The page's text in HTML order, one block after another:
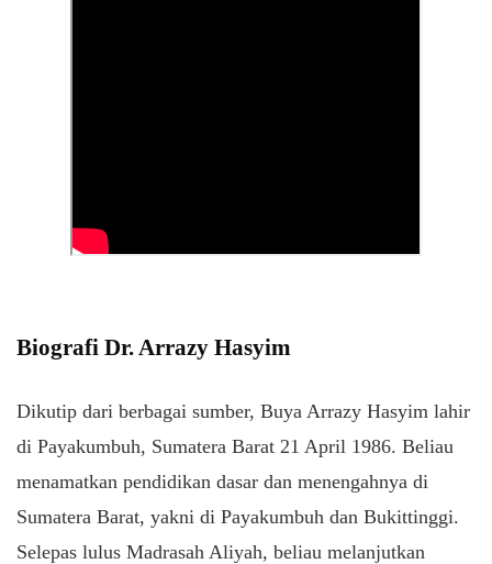
Biografi Dr. Arrazy Hasyim
Dikutip dari berbagai sumber, Buya Arrazy Hasyim lahir
di Payakumbuh, Sumatera Barat 21 April 1986. Beliau
menamatkan pendidikan dasar dan menengahnya di
Sumatera Barat, yakni di Payakumbuh dan Bukittinggi.
Selepas lulus Madrasah Aliyah, beliau melanjutkan